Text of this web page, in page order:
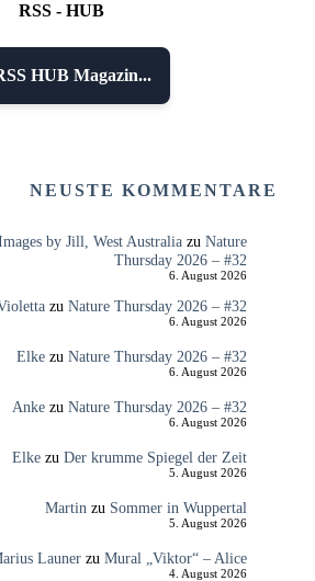
RSS - HUB
HUB Magazin...
NEUSTE KOMMENTARE
by Jill, West Australiazu Nature
Thursday 2026 – #32
6. August 2026
zu Nature Thursday 2026 – #32
6. August 2026
Elkezu Nature Thursday 2026 – #32
6. August 2026
Ankezu Nature Thursday 2026 – #32
6. August 2026
Elkezu Der krumme Spiegel der Zeit
5. August 2026
Martinzu Sommer in Wuppertal
5. August 2026
Launerzu Mural „Viktor“ – Alice
4. August 2026